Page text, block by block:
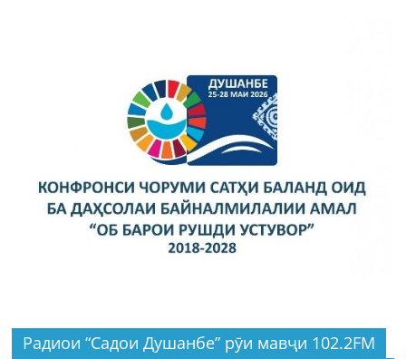
Радиои “Садои Душанбе” рӯи мавҷи 102.2FM